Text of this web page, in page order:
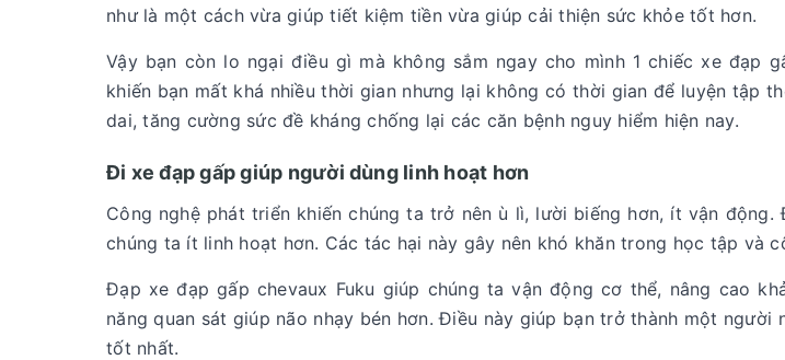
như là một cách vừa giúp tiết kiệm tiền vừa giúp cải thiện sức khỏe tốt hơn.
Vậy bạn còn lo ngại điều gì mà không sắm ngay cho mình 1 chiếc xe đạp
khiến bạn mất khá nhiều thời gian nhưng lại không có thời gian để luyện tập
dai, tăng cường sức đề kháng chống lại các căn bệnh nguy hiểm hiện nay.
Đi xe đạp gấp giúp người dùng linh hoạt hơn
Công nghệ phát triển khiến chúng ta trở nên ù lì, lười biếng hơn, ít vận động.
chúng ta ít linh hoạt hơn. Các tác hại này gây nên khó khăn trong học tập và
Đạp xe đạp gấp chevaux Fuku giúp chúng ta vận động cơ thể, nâng cao
năng quan sát giúp não nhạy bén hơn. Điều này giúp bạn trở thành một người
tốt nhất.